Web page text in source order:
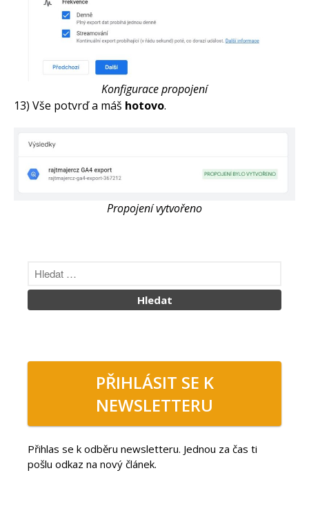
Konfigurace propojení
13) Vše potvrď a máš hotovo.
Propojení vytvořeno
PŘIHLÁSIT SE K
NEWSLETTERU
Přihlas se k odběru newsletteru. Jednou za čas ti
pošlu odkaz na nový článek.